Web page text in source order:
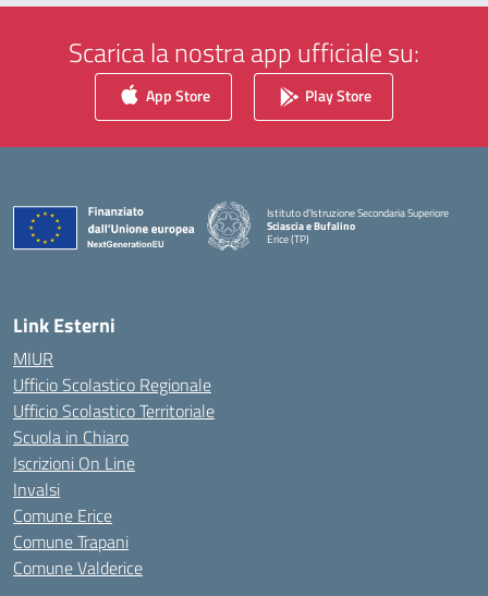
Scarica la nostra app ufficiale su:
App Store Play Store
Istituto d'Istruzione Secondaria Superiore
Sciascia e Bufalino
Erice (TP)
Link Esterni
MIUR
Ufficio Scolastico Regionale
Ufficio Scolastico Territoriale
Scuola in Chiaro
Iscrizioni On Line
Invalsi
Comune Erice
Comune Trapani
Comune Valderice